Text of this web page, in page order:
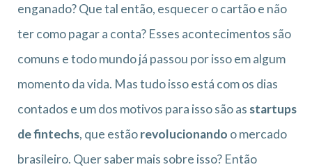
enganado? Que tal então, esquecer o cartão e não
ter como pagar a conta? Esses acontecimentos são
comuns e todo mundo já passou por isso em algum
momento da vida. Mas tudo isso está com os dias
contados e um dos motivos para isso são as startups
de fintechs, que estãorevolucionando o mercado
brasileiro. Quer saber mais sobre isso? Então